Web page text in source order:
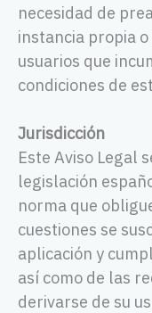
necesidad de
instancia propia
usuarios que
condiciones de
Jurisdicción
Este Aviso Legal
legislación
norma que
cuestiones se
aplicación y
así como de las
derivarse de su